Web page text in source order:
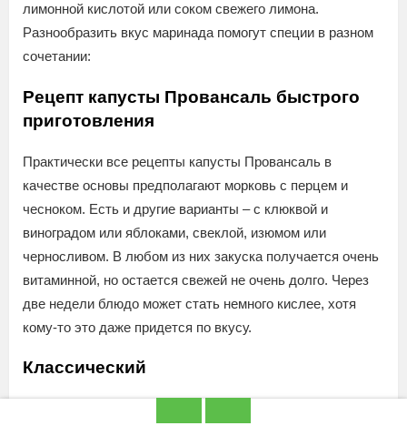
лимонной кислотой или соком свежего лимона.
Разнообразить вкус маринада помогут специи в разном
сочетании:
Рецепт капусты Провансаль быстрого
приготовления
Практически все рецепты капусты Провансаль в
качестве основы предполагают морковь с перцем и
чесноком. Есть и другие варианты – с клюквой и
виноградом или яблоками, свеклой, изюмом или
черносливом. В любом из них закуска получается очень
витаминной, но остается свежей не очень долго. Через
две недели блюдо может стать немного кислее, хотя
кому-то это даже придется по вкусу.­
Классический
Количество порций: 4 персоны.